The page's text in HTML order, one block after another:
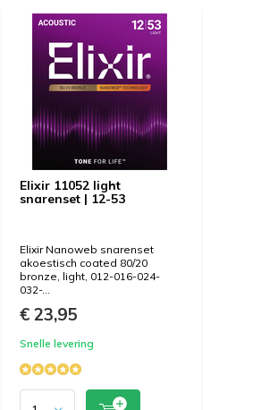
Elixir 11052 light
snarenset | 12-53
Elixir Nanoweb snarenset
akoestisch coated 80/20
bronze, light, 012-016-024-
032-...
€ 23,95
Snelle levering